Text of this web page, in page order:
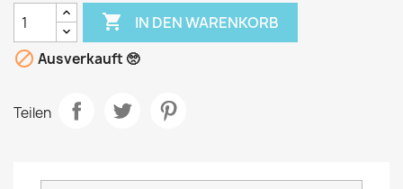
 IN DEN WARENKORB
 Ausverkauft 🥺
Teilen